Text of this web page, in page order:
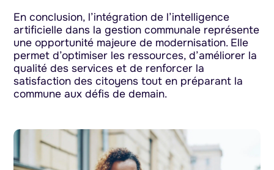
En conclusion, l’intégration de l’intelligence
artificielle dans la gestion communale représente
une opportunité majeure de modernisation. Elle
permet d’optimiser les ressources, d’améliorer la
qualité des services et de renforcer la
satisfaction des citoyens tout en préparant la
commune aux défis de demain.